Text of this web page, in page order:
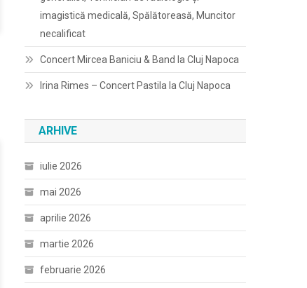
imagistică medicală, Spălătoreasă, Muncitor
necalificat
Concert Mircea Baniciu & Band la Cluj Napoca
Irina Rimes – Concert Pastila la Cluj Napoca
ARHIVE
iulie 2026
mai 2026
aprilie 2026
martie 2026
februarie 2026